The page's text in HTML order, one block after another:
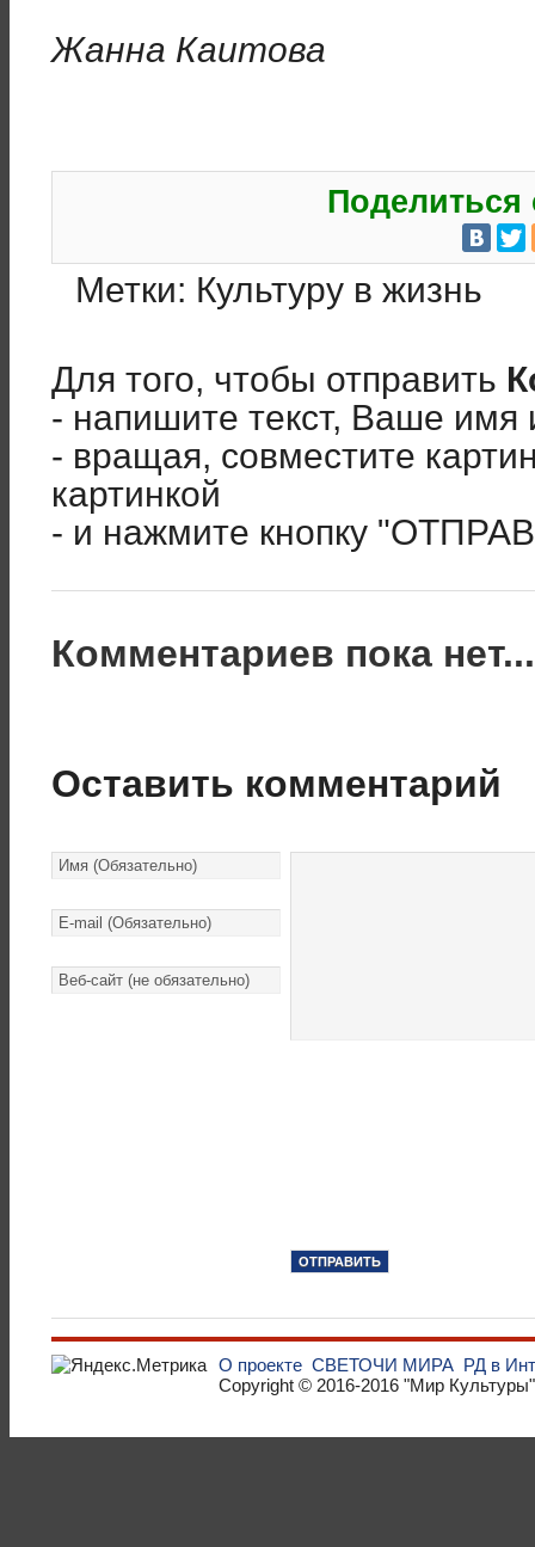
Жанна Каитова
Поделиться
Метки: Культуру в жизнь
Для того, чтобы отправить
- напишите текст, Ваше имя
- вращая, совместите
картинкой
- и нажмите кнопку
Комментариев пока
Оставить комментарий
О проекте СВЕТОЧИ МИРА РД в
Copyright © 2016-2016 "Мир Культуры"